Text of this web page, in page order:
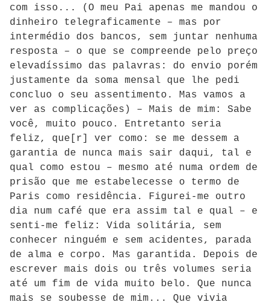
com isso... (O meu Pai apenas me mandou o
dinheiro telegraficamente – mas por
intermédio dos bancos, sem juntar nenhuma
resposta – o que se compreende pelo preço
elevadíssimo das palavras: do envio porém
justamente da soma mensal que lhe pedi
concluo o seu assentimento. Mas vamos a
ver as complicações) – Mais de mim: Sabe
você, muito pouco. Entretanto seria
feliz, que[r] ver como: se me dessem a
garantia de nunca mais sair daqui, tal e
qual como estou – mesmo até numa ordem de
prisão que me estabelecesse o termo de
Paris como residência. Figurei-me outro
dia num café que era assim tal e qual – e
senti-me feliz: Vida solitária, sem
conhecer ninguém e sem acidentes, parada
de alma e corpo. Mas garantida. Depois de
escrever mais dois ou três volumes seria
até um fim de vida muito belo. Que nunca
mais se soubesse de mim... Que vivia